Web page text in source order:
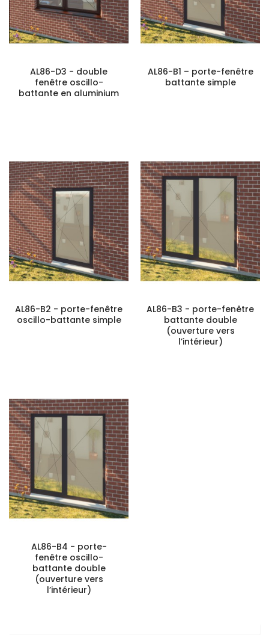
AL86-D3 - double
fenêtre oscillo-
battante en aluminium
AL86-B1 – porte-fenêtre
battante simple
AL86-B2 - porte-fenêtre
oscillo-battante simple
AL86-B3 - porte-fenêtre
battante double
(ouverture vers
l’intérieur)
AL86-B4 - porte-
fenêtre oscillo-
battante double
(ouverture vers
l’intérieur)